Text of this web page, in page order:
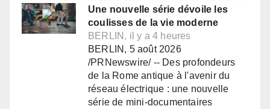
Une nouvelle série dévoile les
coulisses de la vie moderne
BERLIN, il y a 4 heures
BERLIN, 5 août 2026
/PRNewswire/ -- Des profondeurs
de la Rome antique à l'avenir du
réseau électrique : une nouvelle
série de mini-documentaires